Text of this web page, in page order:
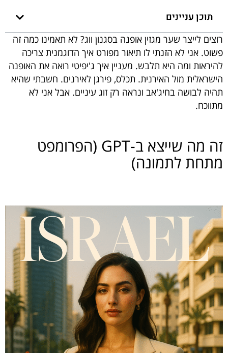
תוכן עניינים
רוצים לייצר שער מגזין אופנה בסגנון ווג? לא תאמינו כמה זה
פשוט. אני לא הזנתי לו תיאור מפורט איך הדוגמנית צריכה
להיראות ומה היא תלבש. מעניין איך ג'יפיטי רואה את האופנה
הישראלית מול האירנית. תכלס, פירגן לאירנים. חשבתי שהיא
תהיה לבושה בחיג'אב ונראה רק זוג עיניים. אבל אני לא
מתווכח.
זה מה שייצא ב-GPT (הפרומפט
מתחת לתמונה)